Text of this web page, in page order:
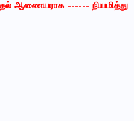
ஆணையராக ------ நியமித்து